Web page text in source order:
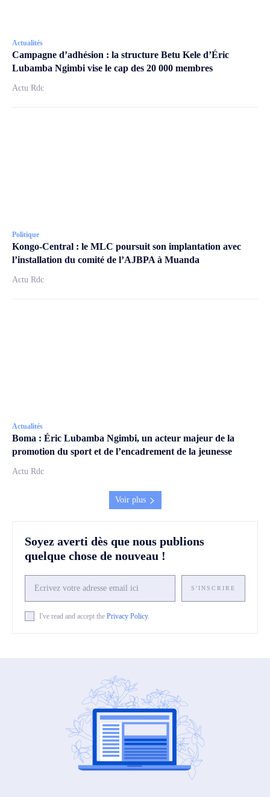
Actualités
Campagne d’adhésion : la structure Betu Kele d’Éric
Lubamba Ngimbi vise le cap des 20 000 membres
Actu Rdc
Politique
Kongo-Central : le MLC poursuit son implantation avec
l’installation du comité de l’AJBPA à Muanda
Actu Rdc
Actualités
Boma : Éric Lubamba Ngimbi, un acteur majeur de la
promotion du sport et de l’encadrement de la jeunesse
Actu Rdc
Voir plus
Soyez averti dès que nous publions
quelque chose de nouveau !
S'INSCRIRE
I've read and accept the Privacy Policy.